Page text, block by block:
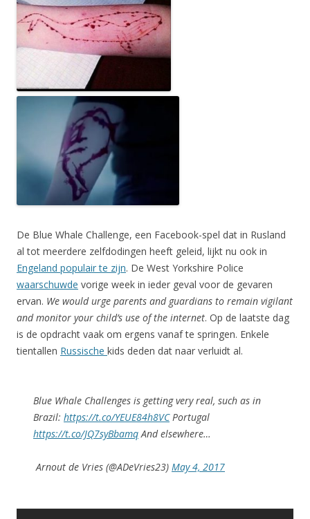
De Blue Whale Challenge, een Facebook-spel dat in Rusland
al tot meerdere zelfdodingen heeft geleid, lijkt nu ook in
Engeland populair te zijn. De West Yorkshire Police
waarschuwde vorige week in ieder geval voor de gevaren
ervan. We would urge parents and guardians to remain vigilant
and monitor your child’s use of the internet. Op de laatste dag
is de opdracht vaak om ergens vanaf te springen. Enkele
tientallen Russische kids deden dat naar verluidt al.
Blue Whale Challenges is getting very real, such as in
Brazil: https://t.co/YEUE84h8VCPortugal
https://t.co/JQ7syBbamq And elsewhere…
Arnout de Vries (@ADeVries23) May 4, 2017